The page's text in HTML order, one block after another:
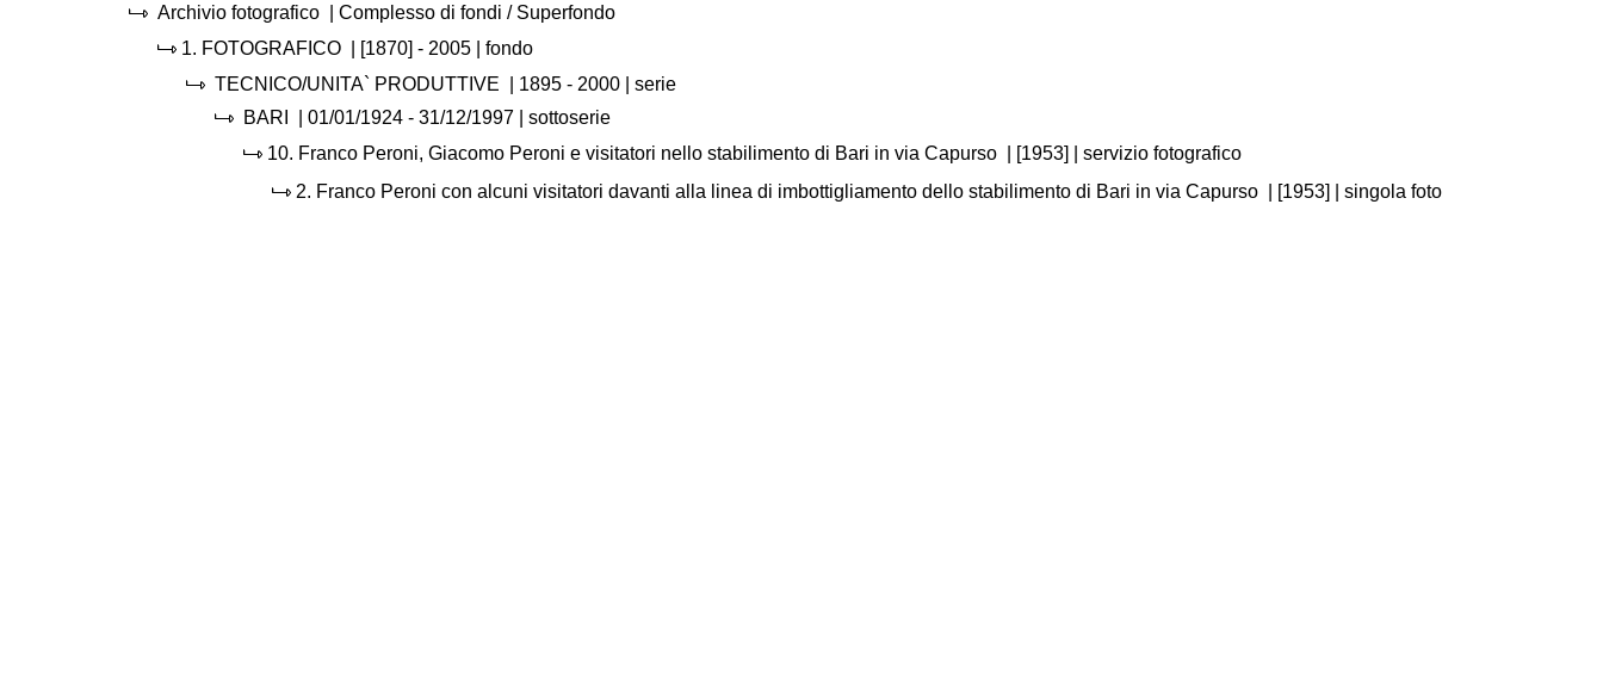
Archivio fotografico
| Complesso di fondi / Superfondo
1. FOTOGRAFICO [1870] - 2005
| fondo
TECNICO/UNITA` PRODUTTIVE
1895 - 2000
| serie
BARI
01/01/1924 - 31/12/1997
| sottoserie
10. Franco Peroni, Giacomo Peroni e visitatori nello stabilimento di Bari in via Capurso [1953]
| servizio fotografico
2. Franco Peroni con alcuni visitatori davanti alla linea di imbottigliamento dello stabilimento di Bari in via Capurso [1953] | singola foto